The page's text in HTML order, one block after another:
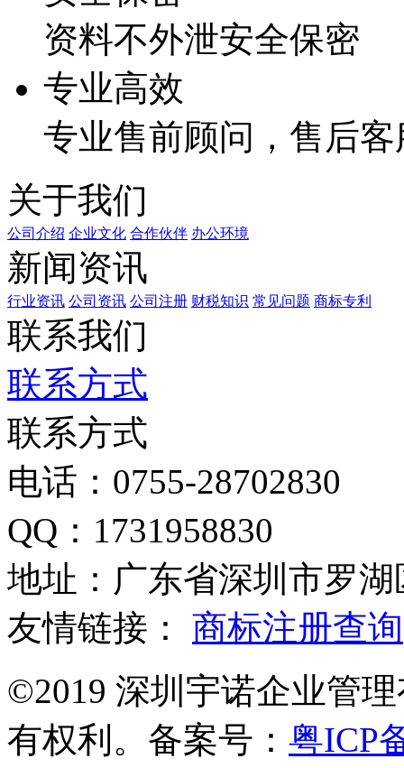
资料不外泄安全保密
专业高效
专业售前顾问，售后
关于我们
公司介绍 企业文化 合作伙伴 办公环境
新闻资讯
行业资讯 公司资讯 公司注册 财税知识 常见问题 商标专利
联系我们
联系方式
联系方式
电话：0755-28702830
QQ：1731958830
地址：广东省深圳市罗
友情链接：
商标注册查询
©2019 深圳宇诺企业管
有权利。备案号： 粤ICP